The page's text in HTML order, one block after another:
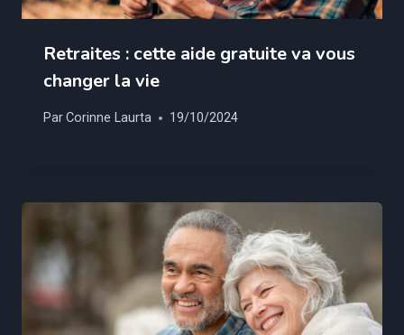
Retraites : cette aide gratuite va vous
changer la vie
ParCorinne Laurta 19/10/2024